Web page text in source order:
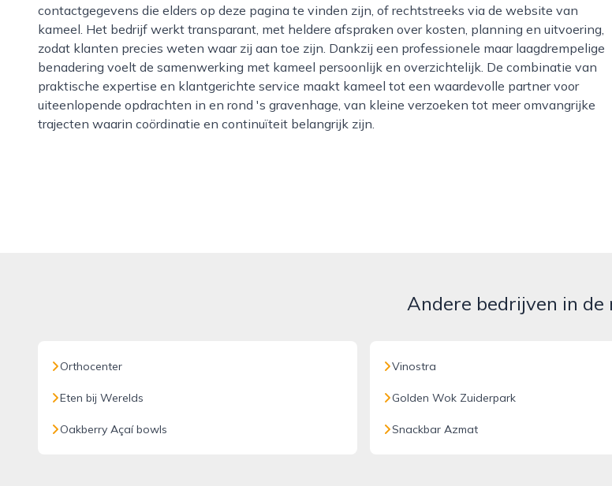
contactgegevens die elders op deze pagina te vinden zijn, of rechtstreeks via de website van
kameel. Het bedrijf werkt transparant, met heldere afspraken over kosten, planning en uitvoering,
zodat klanten precies weten waar zij aan toe zijn. Dankzij een professionele maar laagdrempelige
benadering voelt de samenwerking met kameel persoonlijk en overzichtelijk. De combinatie van
praktische expertise en klantgerichte service maakt kameel tot een waardevolle partner voor
uiteenlopende opdrachten in en rond 's gravenhage, van kleine verzoeken tot meer omvangrijke
trajecten waarin coördinatie en continuïteit belangrijk zijn.
Andere bedrijven in de
Orthocenter
Eten bij Werelds
Oakberry Açaí bowls
Vinostra
Golden Wok Zuiderpark
Snackbar Azmat